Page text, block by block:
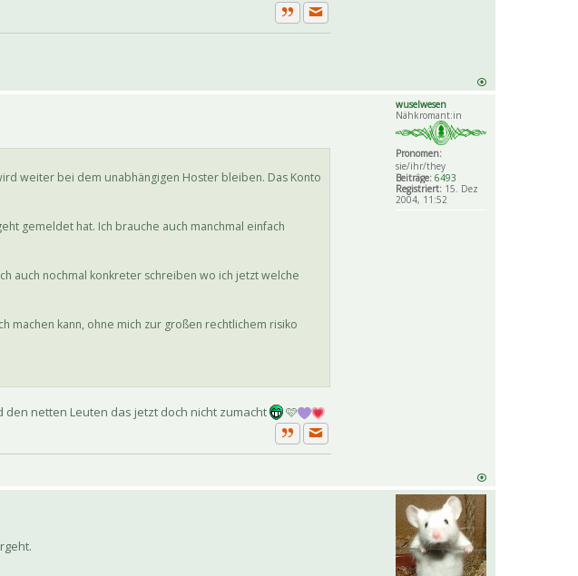
ZitatPrivate Nachricht senden
wuselwesen
Nähkromant:in
Pronomen:
sie/ihr/they
Beiträge: 6493
Registriert: 15. Dez
2004, 11:52
weiter bei dem unabhängigen Hoster bleiben. Das Konto
gemeldet hat. Ich brauche auch manchmal einfach
auch nochmal konkreter schreiben wo ich jetzt welche
kann, ohne mich zur großen rechtlichem risiko
netten Leuten das jetzt doch nicht zumacht
🩷
ZitatPrivate Nachricht senden